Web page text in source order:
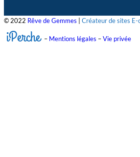
© 2022 Rêve de Gemmes Créateur de sites E-
iPerche – Mentions légales –Vie privée